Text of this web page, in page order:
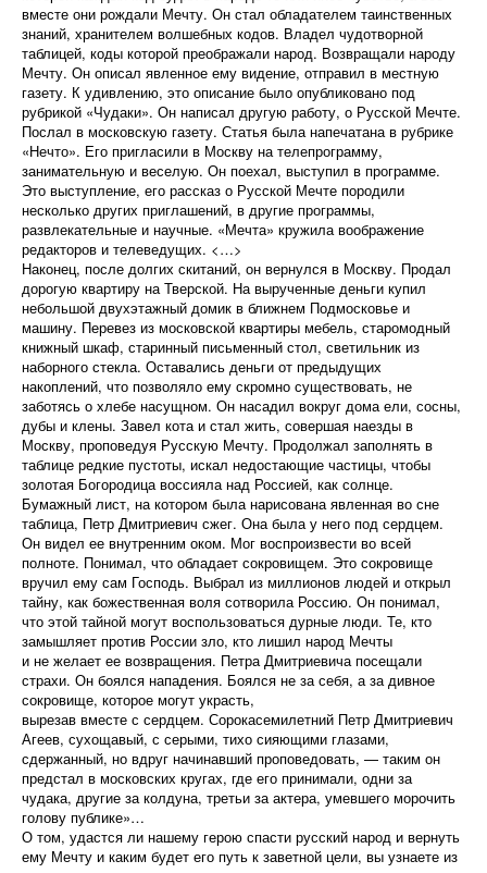
вместе они рождали Мечту. Он стал обладателем таинственных
знаний, хранителем волшебных кодов. Владел чудотворной
таблицей, коды которой преображали народ. Возвращали народу
Мечту. Он описал явленное ему видение, отправил в местную
газету. К удивлению, это описание было опубликовано под
рубрикой «Чудаки». Он написал другую работу, о Русской Мечте.
Послал в московскую газету. Статья была напечатана в рубрике
«Нечто». Его пригласили в Москву на телепрограмму,
занимательную и веселую. Он поехал, выступил в программе.
Это выступление, его рассказ о Русской Мечте породили
несколько других приглашений, в другие программы,
развлекательные и научные. «Мечта» кружила воображение
редакторов и телеведущих. <…>
Наконец, после долгих скитаний, он вернулся в Москву. Продал
дорогую квартиру на Тверской. На вырученные деньги купил
небольшой двухэтажный домик в ближнем Подмосковье и
машину. Перевез из московской квартиры мебель, старомодный
книжный шкаф, старинный письменный стол, светильник из
наборного стекла. Оставались деньги от предыдущих
накоплений, что позволяло ему скромно существовать, не
заботясь о хлебе насущном. Он насадил вокруг дома ели, сосны,
дубы и клены. Завел кота и стал жить, совершая наезды в
Москву, проповедуя Русскую Мечту. Продолжал заполнять в
таблице редкие пустоты, искал недостающие частицы, чтобы
золотая Богородица воссияла над Россией, как солнце.
Бумажный лист, на котором была нарисована явленная во сне
таблица, Петр Дмитриевич сжег. Она была у него под сердцем.
Он видел ее внутренним оком. Мог воспроизвести во всей
полноте. Понимал, что обладает сокровищем. Это сокровище
вручил ему сам Господь. Выбрал из миллионов людей и открыл
тайну, как божественная воля сотворила Россию. Он понимал,
что этой тайной могут воспользоваться дурные люди. Те, кто
замышляет против России зло, кто лишил народ Мечты
и не желает ее возвращения. Петра Дмитриевича посещали
страхи. Он боялся нападения. Боялся не за себя, а за дивное
сокровище, которое могут украсть,
вырезав вместе с сердцем. Сорокасемилетний Петр Дмитриевич
Агеев, сухощавый, с серыми, тихо сияющими глазами,
сдержанный, но вдруг начинавший проповедовать, — таким он
предстал в московских кругах, где его принимали, одни за
чудака, другие за колдуна, третьи за актера, умевшего морочить
голову публике»…
О том, удастся ли нашему герою спасти русский народ и вернуть
ему Мечту и каким будет его путь к заветной цели, вы узнаете из